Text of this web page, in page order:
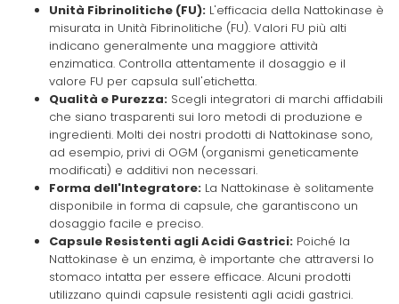
Unità Fibrinolitiche (FU): L'efficacia della Nattokinase è
misurata in Unità Fibrinolitiche (FU). Valori FU più alti
indicano generalmente una maggiore attività
enzimatica. Controlla attentamente il dosaggio e il
valore FU per capsula sull'etichetta.
Qualità e Purezza: Scegli integratori di marchi affidabili
che siano trasparenti sui loro metodi di produzione e
ingredienti. Molti dei nostri prodotti di Nattokinase sono,
ad esempio, privi di OGM (organismi geneticamente
modificati) e additivi non necessari.
Forma dell'Integratore: La Nattokinase è solitamente
disponibile in forma di capsule, che garantiscono un
dosaggio facile e preciso.
Capsule Resistenti agli Acidi Gastrici: Poiché la
Nattokinase è un enzima, è importante che attraversi lo
stomaco intatta per essere efficace. Alcuni prodotti
utilizzano quindi capsule resistenti agli acidi gastrici.